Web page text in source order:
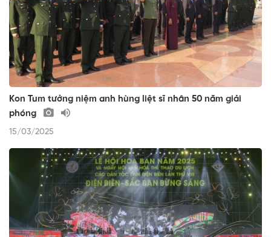
Kon Tum tưởng niệm anh hùng liệt sĩ nhân 50 năm giải
phóng
15/03/2025